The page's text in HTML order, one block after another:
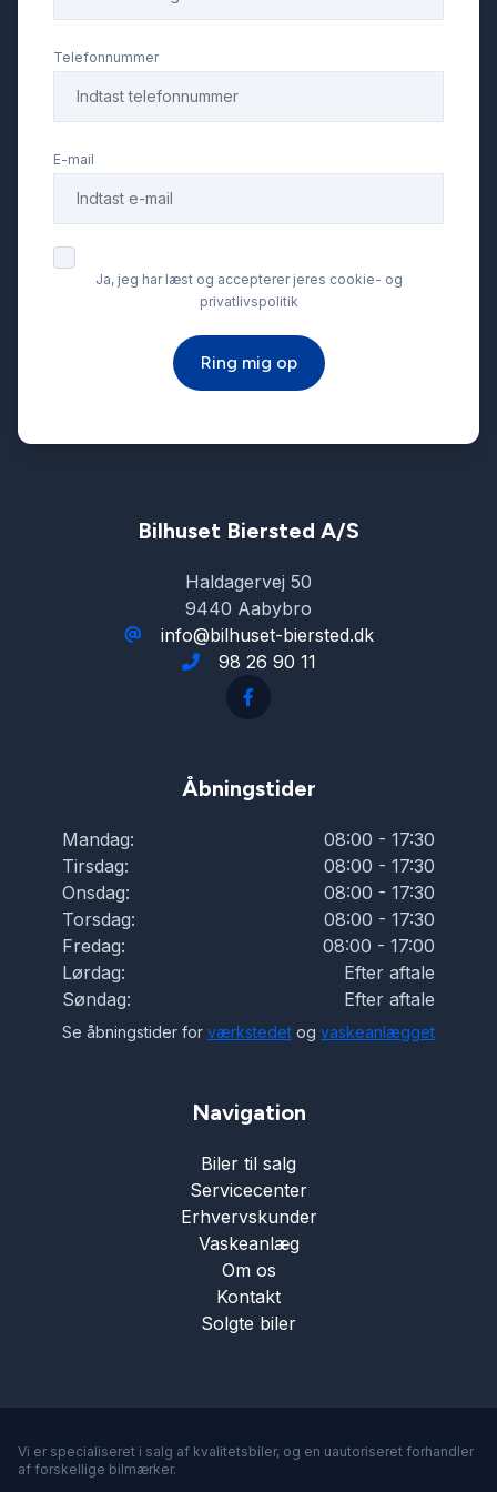
Elektrisk parkeringsbremse
Elektrisk svingbart anhængertræk
Fartpilot
Fjernbetjent centrallås
Fuld LED forlygter
Navigation
Nøglefri betjening
Parkeringssensor bagved
Splitbagsæder
Telefonnummer
E-mail
Ja, jeg har læst og accepterer jeres cookie- og
privatlivspolitik
Ring mig op
Bilhuset Biersted A/S
Haldagervej 50
9440 Aabybro
info@bilhuset-biersted.dk
98 26 90 11
Åbningstider
Mandag:
08:00 - 17:30
Tirsdag:
08:00 - 17:30
Onsdag:
08:00 - 17:30
Torsdag:
08:00 - 17:30
Fredag:
08:00 - 17:00
Lørdag:
Efter aftale
Søndag:
Efter aftale
Se åbningstider for værkstedet og vaskeanlægget
Navigation
Biler til salg
Servicecenter
Erhvervskunder
Vaskeanlæg
Om os
Kontakt
Solgte biler
Vi er specialiseret i salg af kvalitetsbiler, og en uautoriseret forhandler
af forskellige bilmærker.